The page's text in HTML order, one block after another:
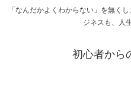
「なんだかよくわからない」を無く
ジネスも、人
初心者から